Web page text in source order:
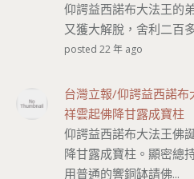
仰諤益西諾布大法王的
又獲大解脫，舍利二百
posted 22 年 ago
台灣立報/仰諤益西諾
祥雲起佛降甘露成寶柱
仰諤益西諾布大法王佛
降甘露成寶柱。顯密總
用普通的響銅缽請佛...